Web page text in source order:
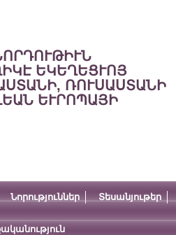
ԵԿԵՂԵՑՒՈՅ
ՌՈՒՍԱՍՏԱՆԻ
ԵՒՐՈՊԱՅԻ
Նորություններ Տեսանյութեր